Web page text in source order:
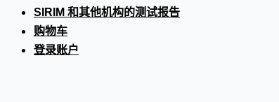
SIRIM 和其他机构的测试报告
购物车
登录账户